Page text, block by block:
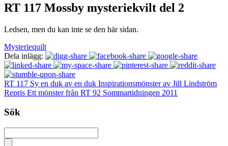
RT 117 Mossby mysteriekvilt del 2
Ledsen, men du kan inte se den här sidan.
Mysteriequilt
Dela inlägg:
RT 117 Sy en duk av en duk Inspirationsmönster av Jill Lindström
Repris Ett mönster från RT 92 Sommartidningen 2011
Sök